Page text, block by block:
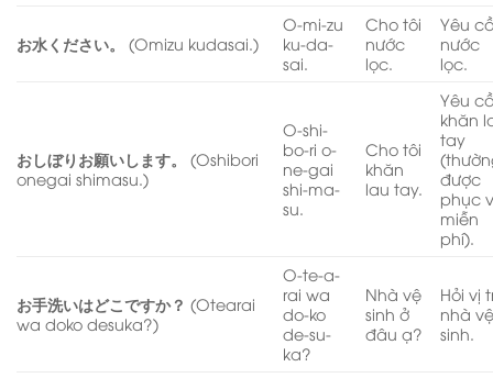
お水ください。 (Omizu kudasai.)
O-mi-zu
ku-da-
sai.
Cho tôi
nước
lọc.
Yêu
nước
lọc.
おしぼりお願いします。
(Oshibori
onegai shimasu.)
O-shi-
bo-ri o-
ne-gai
shi-ma-
su.
Cho tôi
khăn
lau tay.
Yêu
khăn
tay
được
phục
miễn
phí).
お手洗いはどこですか？ (Otearai
wa doko desuka?)
O-te-a-
rai wa
do-ko
de-su-
ka?
Nhà vệ
sinh ở
đâu ạ?
Hỏi vị
nhà
sinh.